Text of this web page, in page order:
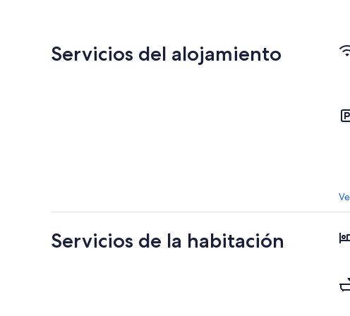
Servicios del alojamiento
Servicios de la habitación